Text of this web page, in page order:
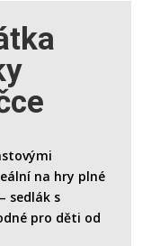
na hry plné
sedlák s
pro děti od